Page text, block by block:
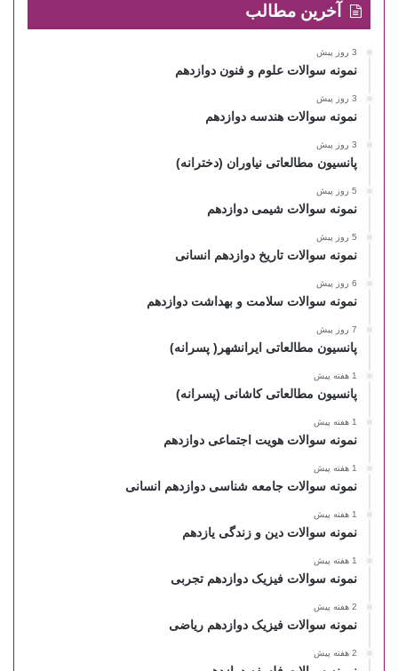
آخرین مطالب
3 روز پیش
نمونه سوالات علوم و فنون دوازدهم
3 روز پیش
نمونه سوالات هندسه دوازدهم
3 روز پیش
پانسیون مطالعاتی نیاوران (دخترانه)
5 روز پیش
نمونه سوالات شیمی دوازدهم
5 روز پیش
نمونه سوالات تاریخ دوازدهم انسانی
6 روز پیش
نمونه سوالات سلامت و بهداشت دوازدهم
7 روز پیش
پانسیون مطالعاتی ایرانشهر( پسرانه)
1 هفته پیش
پانسیون مطالعاتی کاشانی (پسرانه)
1 هفته پیش
نمونه سوالات هویت اجتماعی دوازدهم
1 هفته پیش
نمونه سوالات جامعه شناسی دوازدهم انسانی
1 هفته پیش
نمونه سوالات دین و زندگی یازدهم
1 هفته پیش
نمونه سوالات فیزیک دوازدهم تجربی
2 هفته پیش
نمونه سوالات فیزیک دوازدهم ریاضی
2 هفته پیش